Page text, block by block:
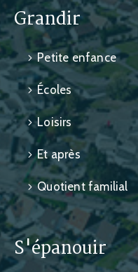
Grandir
Petite enfance
Écoles
Loisirs
Et après
Quotient familial
S'épanouir